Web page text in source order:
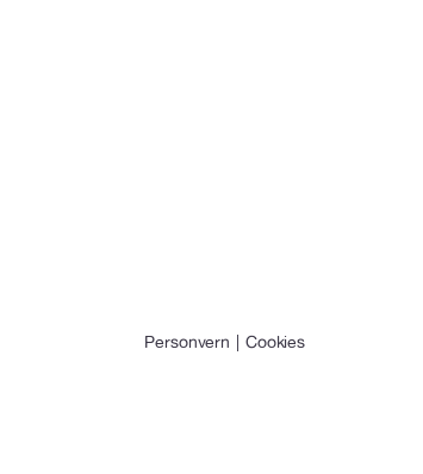
Personvern Cookies